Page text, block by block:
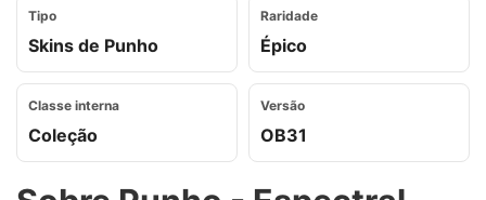
Tipo
Skins de Punho
Raridade
Épico
Classe interna
Coleção
Versão
OB31